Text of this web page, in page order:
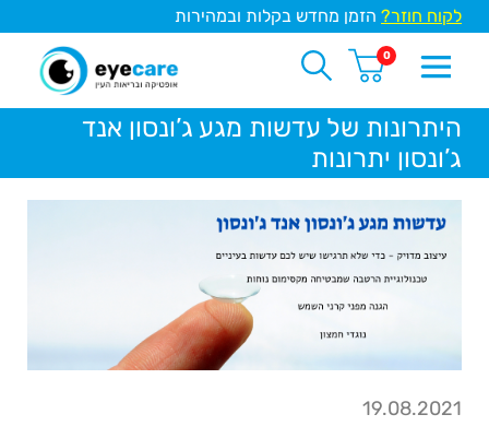
לקוח חוזר? הזמן מחדש בקלות ובמהירות
0
היתרונות של עדשות מגע ג’ונסון אנד
ג’ונסון יתרונות
19.08.2021